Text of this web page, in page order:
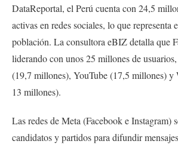
DataReportal, el Perú cuenta con 24,5
activas en redes sociales, lo que representa
población. La consultora eBIZ detalla que
liderando con unos 25 millones de
(19,7 millones), YouTube (17,5 millones) y
13 millones).
Las redes de Meta (Facebook e Instagram)
candidatos y partidos para difundir